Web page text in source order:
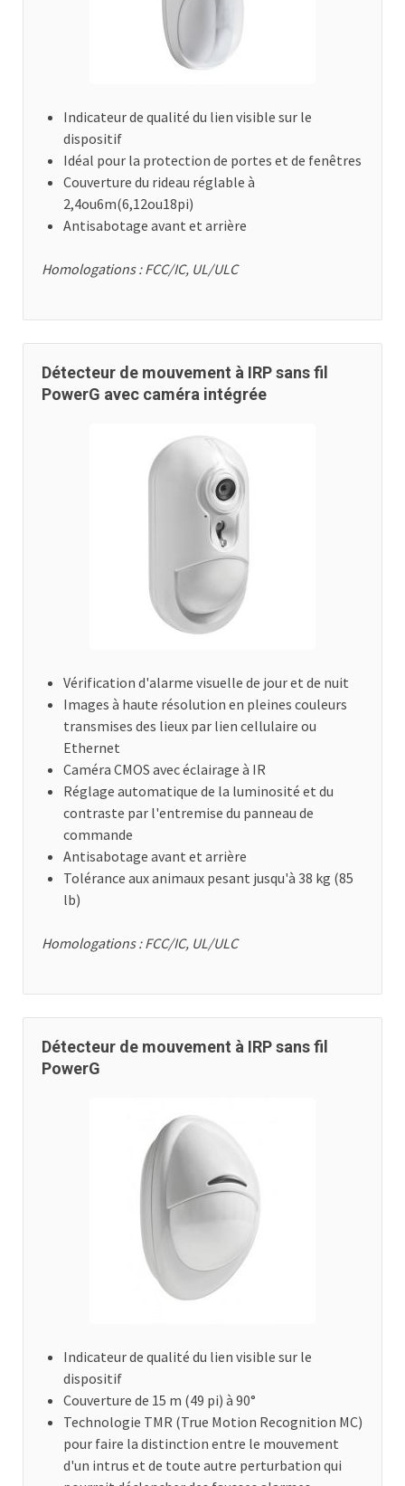
Indicateur de qualité du lien visible sur le
dispositif
Idéal pour la protection de portes et de fenêtres
Couverture du rideau réglable à
2,4ou6m(6,12ou18pi)
Antisabotage avant et arrière
Homologations : FCC/IC, UL/ULC
Détecteur de mouvement à IRP sans fil
PowerG avec caméra intégrée
Vérification d'alarme visuelle de jour et de nuit
Images à haute résolution en pleines couleurs
transmises des lieux par lien cellulaire ou
Ethernet
Caméra CMOS avec éclairage à IR
Réglage automatique de la luminosité et du
contraste par l'entremise du panneau de
commande
Antisabotage avant et arrière
Tolérance aux animaux pesant jusqu'à 38 kg (85
lb)
Homologations : FCC/IC, UL/ULC
Détecteur de mouvement à IRP sans fil
PowerG
Indicateur de qualité du lien visible sur le
dispositif
Couverture de 15 m (49 pi) à 90°
Technologie TMR (True Motion Recognition MC)
pour faire la distinction entre le mouvement
d'un intrus et de toute autre perturbation qui